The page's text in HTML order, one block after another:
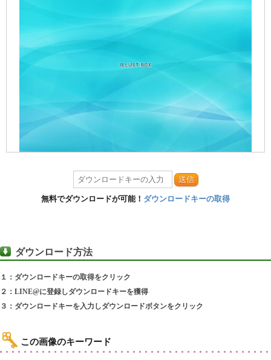
送信
無料でダウンロードが可能！ ダウンロードキーの取得
ダウンロード方法
１：ダウンロードキーの取得をクリック
２：LINE@に登録しダウンロードキーを獲得
３：ダウンロードキーを入力しダウンロードボタンをクリック
この画像のキーワード